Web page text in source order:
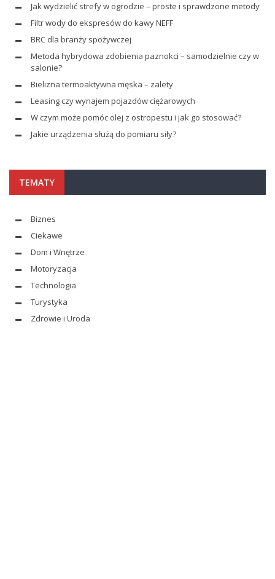
Jak wydzielić strefy w ogrodzie – proste i sprawdzone metody
Filtr wody do ekspresów do kawy NEFF
BRC dla branży spożywczej
Metoda hybrydowa zdobienia paznokci – samodzielnie czy w
salonie?
Bielizna termoaktywna męska – zalety
Leasing czy wynajem pojazdów ciężarowych
W czym może pomóc olej z ostropestu i jak go stosować?
Jakie urządzenia służą do pomiaru siły?
TEMATY
Biznes
Ciekawe
Dom i Wnętrze
Motoryzacja
Technologia
Turystyka
Zdrowie i Uroda